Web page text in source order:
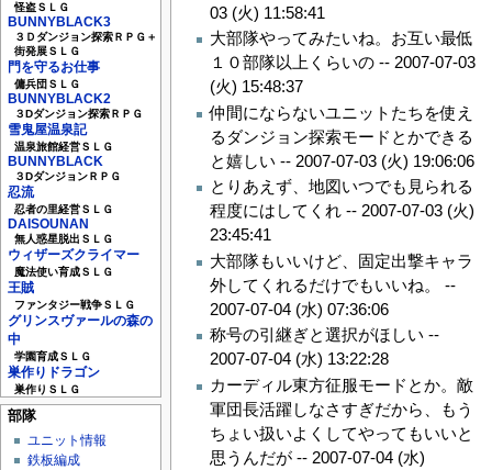
怪盗ＳＬＧ
BUNNYBLACK3
３Ｄダンジョン探索ＲＰＧ＋
街発展ＳＬＧ
門を守るお仕事
傭兵団ＳＬＧ
BUNNYBLACK2
３Dダンジョン探索ＲＰＧ
雪鬼屋温泉記
温泉旅館経営ＳＬＧ
BUNNYBLACK
３DダンジョンＲＰＧ
忍流
忍者の里経営ＳＬＧ
DAISOUNAN
無人惑星脱出ＳＬＧ
ウィザーズクライマー
魔法使い育成ＳＬＧ
王賊
ファンタジー戦争ＳＬＧ
グリンスヴァールの森の
中
学園育成ＳＬＧ
巣作りドラゴン
巣作りＳＬＧ
部隊
ユニット情報
鉄板編成
03 (火) 11:58:41
大部隊やってみたいね。お互い最低
１０部隊以上くらいの -- 2007-07-03
(火) 15:48:37
仲間にならないユニットたちを使え
るダンジョン探索モードとかできる
と嬉しい -- 2007-07-03 (火) 19:06:06
とりあえず、地図いつでも見られる
程度にはしてくれ -- 2007-07-03 (火)
23:45:41
大部隊もいいけど、固定出撃キャラ
外してくれるだけでもいいね。 --
2007-07-04 (水) 07:36:06
称号の引継ぎと選択がほしい --
2007-07-04 (水) 13:22:28
カーディル東方征服モードとか。敵
軍団長活躍しなさすぎだから、もう
ちょい扱いよくしてやってもいいと
思うんだが -- 2007-07-04 (水)